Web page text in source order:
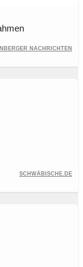
Nachrichten
Schwäbische.de